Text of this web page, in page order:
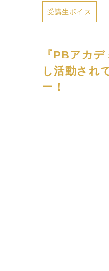
受講生ボイス
『PBアカ
し活動され
ー！